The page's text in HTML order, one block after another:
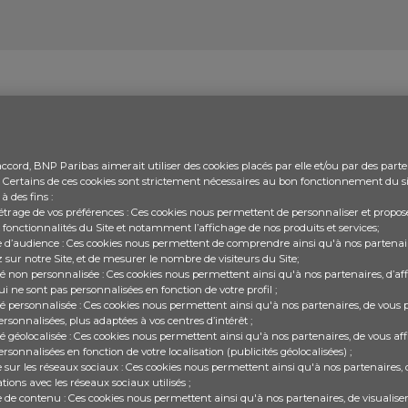
monde financier
dans le domaine financier sont compliqués et
de décrypter au mieux ces termes abstraits grâce à
moment durant les activités pour avoir une
F G H I J K L
BNP Paribas aimerait utiliser des cookies placés par elle et/ou par des
Certains de ces cookies sont strictement nécessaires au bon fonctionnement du
des fins :
de vos préférences : Ces cookies nous permettent de personnaliser et
du Site et notamment l’affichage de nos produits et services;
d’audience : Ces cookies nous permettent de comprendre ainsi qu'à nos
sur notre Site, et de mesurer le nombre de visiteurs du Site;
non personnalisée : Ces cookies nous permettent ainsi qu'à nos partenaires,
ne sont pas personnalisées en fonction de votre profil ;
personnalisée : Ces cookies nous permettent ainsi qu'à nos partenaires, de vous
plus adaptées à vos centres d’intérêt ;
géolocalisée : Ces cookies nous permettent ainsi qu'à nos partenaires, de vous
en fonction de votre localisation (publicités géolocalisées) ;
sur les réseaux sociaux : Ces cookies nous permettent ainsi qu'à nos partenaires,
avec les réseaux sociaux utilisés ;
de contenu : Ces cookies nous permettent ainsi qu'à nos partenaires, de